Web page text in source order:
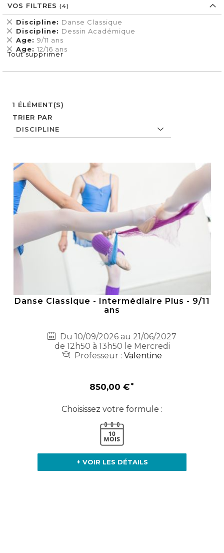
1 ÉLÉMENT(S)
TRIER PAR
Danse Classique - Intermédiaire Plus - 9/11
ans
Du 10/09/2026 au 21/06/2027
de 12h50 à 13h50 le Mercredi
Professeur : Valentine
850,00 €
Choisissez votre formule :
+ VOIR LES DÉTAILS
VOS FILTRES
Discipline Danse Classique
Supprimer
cet
Élément
Discipline Dessin Académique
Supprimer
cet
Élément
Age 9/11 ans
Supprimer
cet
Élément
Age 12/16 ans
Supprimer
cet
Tout supprimer